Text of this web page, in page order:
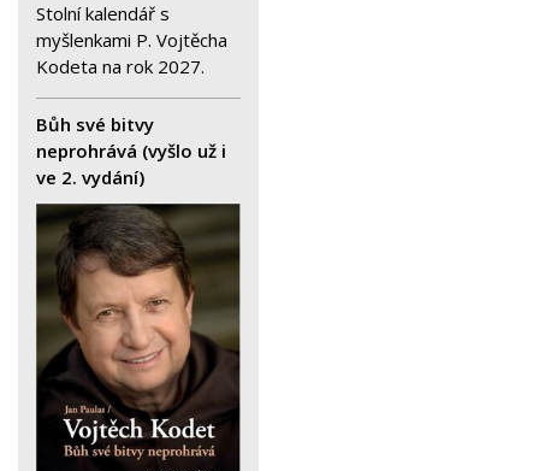
Stolní kalendář s
myšlenkami P. Vojtěcha
Kodeta na rok 2027.
Bůh své bitvy
neprohrává (vyšlo už i
ve 2. vydání)